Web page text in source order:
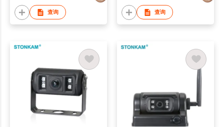
查询 查询